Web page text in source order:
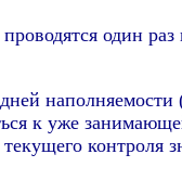
один
к уже
контроля